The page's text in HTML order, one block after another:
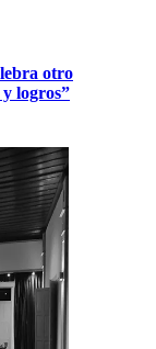
otro
logros”